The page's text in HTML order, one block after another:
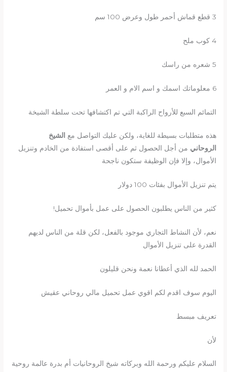
3 قطع قماش أحمر طول وعرض 100 سم
4 كوب ملح
5 شعره من راسك
6 معلوماتك اسمك و اسم الام و العمر
التمائم السبع للأرواح الراكبة التي تم اكتشافها تحت سلطة الشيخة
هذه متطلبات بسيطة للغاية، ولكن عليك التواصل مع الشيخ
الروحاني من أجل الحصول ثم على أقصى استفادة من الخادم وتنزيل
الأموال، وإلا فإن الوظيفة ستكون ناجحة
يتم تنزيل الأموال بفئات 100 دولار
كثير من الناس يطلبون الحصول على عمل بأموال تحميل!
نعم، لأن النشاط التجاري موجود بالفعل، لكن قلة من الناس لديهم
القدرة على تنزيل الأموال
الحمد لله الذي أعطانا نعمة ونحن قليلون
اليوم سوف اقدم لكم اقوي عمل تحميل مالي روحاني عقيش
تعريف مبسط
لأن
السلام عليكم ورحمة الله وبركاته شيخ الروحانيات أم بدرة عالمة روحية